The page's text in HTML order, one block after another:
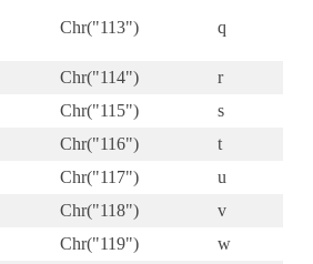
Chr("113") q
Chr("114")
r
Chr("115")
s
Chr("116")
t
Chr("117")
u
Chr("118")
v
Chr("119")
w